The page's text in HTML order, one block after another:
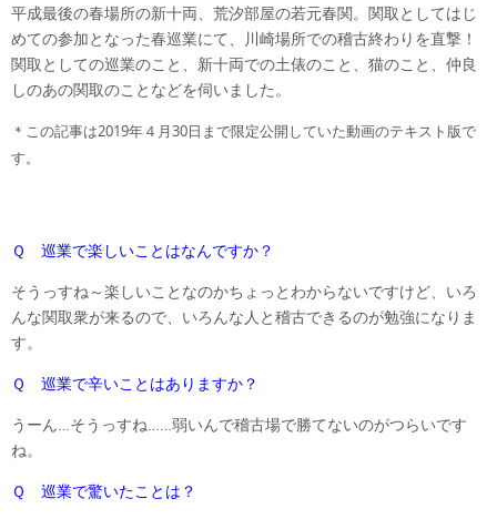
平成最後の春場所の新十両、荒汐部屋の若元春関。関取としてはじ
めての参加となった春巡業にて、川崎場所での稽古終わりを直撃！
関取としての巡業のこと、新十両での土俵のこと、猫のこと、仲良
しのあの関取のことなどを伺いました。
＊この記事は2019年４月30日まで限定公開していた動画のテキスト版で
す。
Ｑ 巡業で楽しいことはなんですか？
そうっすね～楽しいことなのかちょっとわからないですけど、いろ
んな関取衆が来るので、いろんな人と稽古できるのが勉強になりま
す。
Ｑ 巡業で辛いことはありますか？
うーん…そうっすね……弱いんで稽古場で勝てないのがつらいです
ね。
Ｑ 巡業で驚いたことは？